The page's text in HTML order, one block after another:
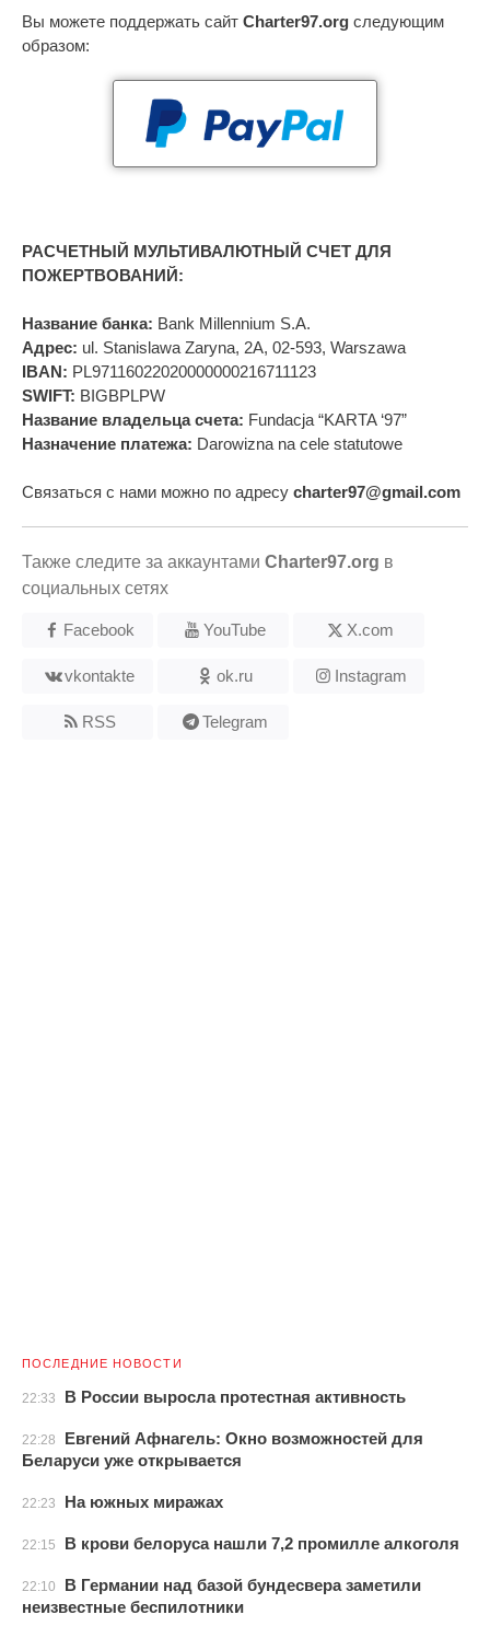
Вы можете поддержать сайт Charter97.org следующим
образом:
РАСЧЕТНЫЙ МУЛЬТИВАЛЮТНЫЙ СЧЕТ ДЛЯ
ПОЖЕРТВОВАНИЙ:
Название банка: Bank Millennium S.A.
Адрес: ul. Stanislawa Zaryna, 2A, 02-593, Warszawa
IBAN: PL97116022020000000216711123
SWIFT: BIGBPLPW
Название владельца счета: Fundacja “KARTA ‘97”
Назначение платежа: Darowizna na cele statutowe
Связаться с нами можно по адресу charter97@gmail.com
Также следите за аккаунтами Charter97.org в
социальных сетях
Facebook YouTube X.com
vkontakte ok.ru Instagram
RSS Telegram
ПОСЛЕДНИЕ НОВОСТИ
22:33 В России выросла протестная активность
22:28
Евгений Афнагель: Окно возможностей для
Беларуси уже открывается
22:23 На южных миражах
22:15 В крови белоруса нашли 7,2 промилле алкоголя
22:10
В Германии над базой бундесвера заметили
неизвестные беспилотники